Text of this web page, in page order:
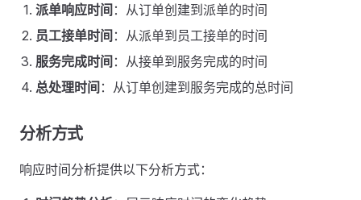
派单响应时间 ：从订单创建到派单的时间
员工接单时间 ：从派单到员工接单的时间
服务完成时间 ：从接单到服务完成的时间
总处理时间 ：从订单创建到服务完成的总时间
分析方式
响应时间分析提供以下分析方式：